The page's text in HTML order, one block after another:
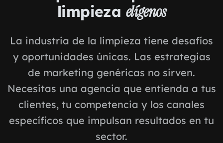
limpieza elígenos
La industria de la limpieza tiene desafíos
y oportunidades únicas. Las estrategias
de marketing genéricas no sirven.
Necesitas una agencia que entienda a tus
clientes, tu competencia y los canales
específicos que impulsan resultados en tu
sector.